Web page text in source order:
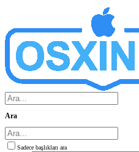
Ara
Sadece başlıkları ara